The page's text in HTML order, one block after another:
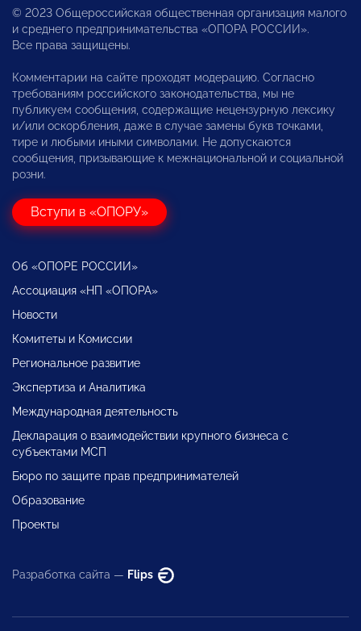
© 2023 Общероссийская общественная организация малого
и среднего предпринимательства «ОПОРА РОССИИ».
Все права защищены.
Комментарии на сайте проходят модерацию. Согласно
требованиям российского законодательства, мы не
публикуем сообщения, содержащие нецензурную лексику
и/или оскорбления, даже в случае замены букв точками,
тире и любыми иными символами. Не допускаются
сообщения, призывающие к межнациональной и социальной
розни.
Вступи в «ОПОРУ»
Об «ОПОРЕ РОССИИ»
Ассоциация «НП «ОПОРА»
Новости
Комитеты и Комиссии
Региональное развитие
Экспертиза и Аналитика
Международная деятельность
Декларация о взаимодействии крупного бизнеса с
субъектами МСП
Бюро по защите прав предпринимателей
Образование
Проекты
Разработка сайта — Flips